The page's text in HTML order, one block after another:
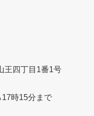
四丁目1番1号
17時15分まで